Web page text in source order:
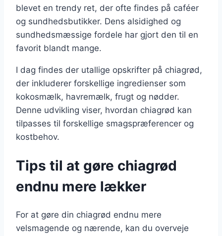
blevet en trendy ret, der ofte findes på caféer
og sundhedsbutikker. Dens alsidighed og
sundhedsmæssige fordele har gjort den til en
favorit blandt mange.
I dag findes der utallige opskrifter på chiagrød,
der inkluderer forskellige ingredienser som
kokosmælk, havremælk, frugt og nødder.
Denne udvikling viser, hvordan chiagrød kan
tilpasses til forskellige smagspræferencer og
kostbehov.
Tips til at gøre chiagrød
endnu mere lækker
For at gøre din chiagrød endnu mere
velsmagende og nærende, kan du overveje